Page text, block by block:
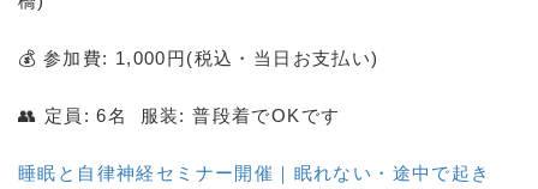
💰 参加費: 1,000円(税込・当日お支払い)
👥 定員: 6名 服装: 普段着でOKです
睡眠と自律神経セミナー開催｜眠れない・途中で起き